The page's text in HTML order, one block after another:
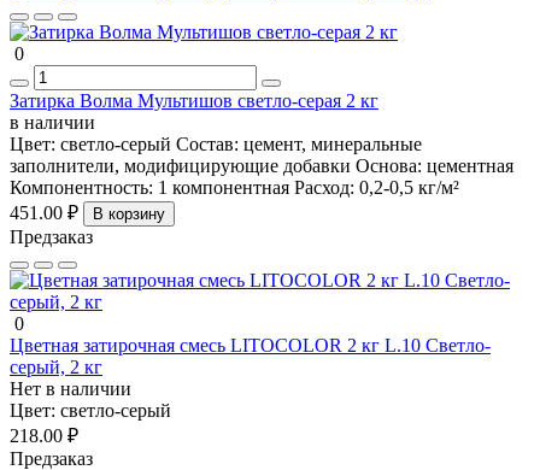
0
Затирка Волма Мультишов светло-серая 2 кг
в наличии
Цвет: светло-серый Состав: цемент, минеральные
заполнители, модифицирующие добавки Основа: цементная
Компонентность: 1 компонентная Расход: 0,2-0,5 кг/м²
451.00 ₽
В корзину
Предзаказ
0
Цветная затирочная смесь LITOCOLOR 2 кг L.10 Светло-
серый, 2 кг
Нет в наличии
Цвет: светло-серый
218.00 ₽
Предзаказ